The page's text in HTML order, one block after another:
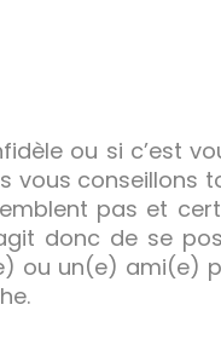
ou si c’est
vous conseillons
pas et
donc de se
ou un(e) ami(e)